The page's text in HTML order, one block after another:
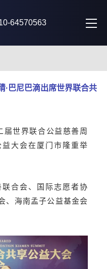
64570563
·巴尼巴滴出席世界联合共
届世界联合公益慈善周
大会在厦门市隆重举
合会、国际志愿者协
、海南孟子公益基金会